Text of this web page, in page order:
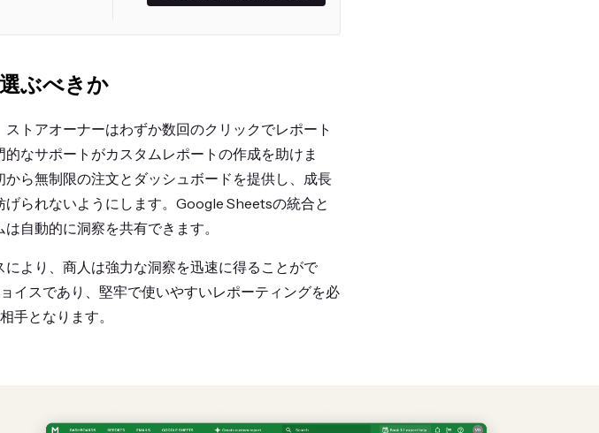
ぶべきか
トアオーナーはわずか数回のクリックでレポート
なサポートがカスタムレポートの作成を助けま
ら無制限の注文とダッシュボードを提供し、成長
られないようにします。Google Sheetsの統合と
自動的に洞察を共有できます。
より、商人は強力な洞察を迅速に得ることがで
イスであり、堅牢で使いやすいレポーティングを必
手となります。